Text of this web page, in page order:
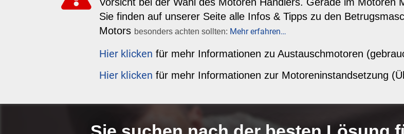
Sie finden auf unserer Seite alle Infos & Tipps zu den
Motors besonders achten sollten: Mehr erfahren…
Hier klicken für mehr Informationen zu Austauschmotoren
Hier klicken für mehr Informationen zur Motoreninstandsetzung